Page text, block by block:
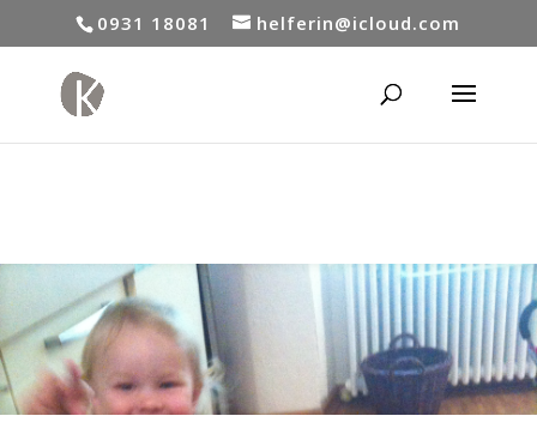
0931 18081 helferin@icloud.com